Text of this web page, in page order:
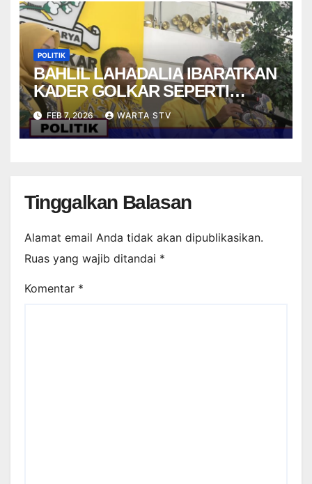
POLITIK
BAHLIL LAHADALIA IBARATKAN
KADER GOLKAR SEPERTI
STRIKER DALAM PERMAINAN
FUTSAL
FEB 7, 2026 WARTA STV
Tinggalkan Balasan
Alamat email Anda tidak akan dipublikasikan.
Ruas yang wajib ditandai *
Komentar *